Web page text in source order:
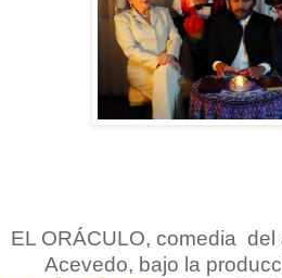
EL ORÁCULO, comedia del
Acevedo, bajo la